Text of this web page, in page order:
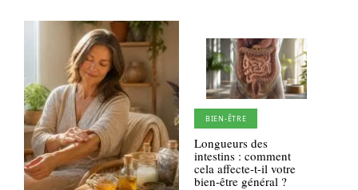
BIEN-ÊTRE
Longueurs des
intestins : comment
cela affecte-t-il votre
bien-être général ?